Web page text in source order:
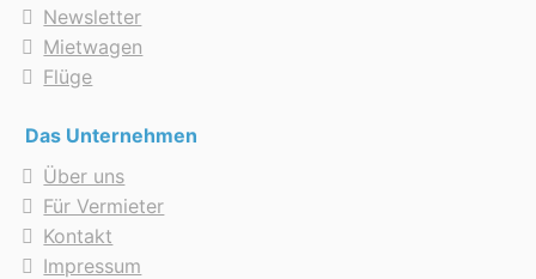
Newsletter
Mietwagen
Flüge
Das Unternehmen
Über uns
Für Vermieter
Kontakt
Impressum